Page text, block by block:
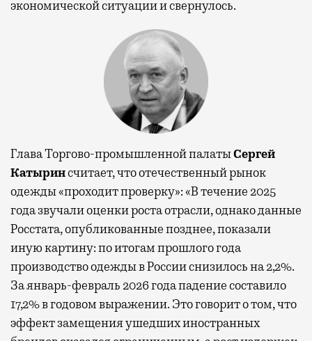
экономической ситуации и свернулось.
Глава Торгово-промышленной палатыСергей
Катыринсчитает, что отечественный рынок
одежды «проходит проверку»: «В течение 2025
года звучали оценки роста отрасли, однако данные
Росстата, опубликованные позднее, показали
иную картину: по итогам прошлого года
производство одежды в России снизилось на 2,2%.
За январь-февраль 2026 года падение составило
17,2% в годовом выражении. Это говорит о том, что
эффект замещения ушедших иностранных